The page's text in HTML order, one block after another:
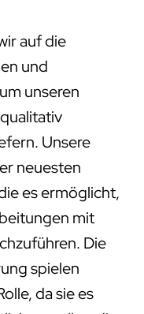
auf die
und
unseren
Unsere
neuesten
es ermöglicht,
mit
Die
spielen
da sie es